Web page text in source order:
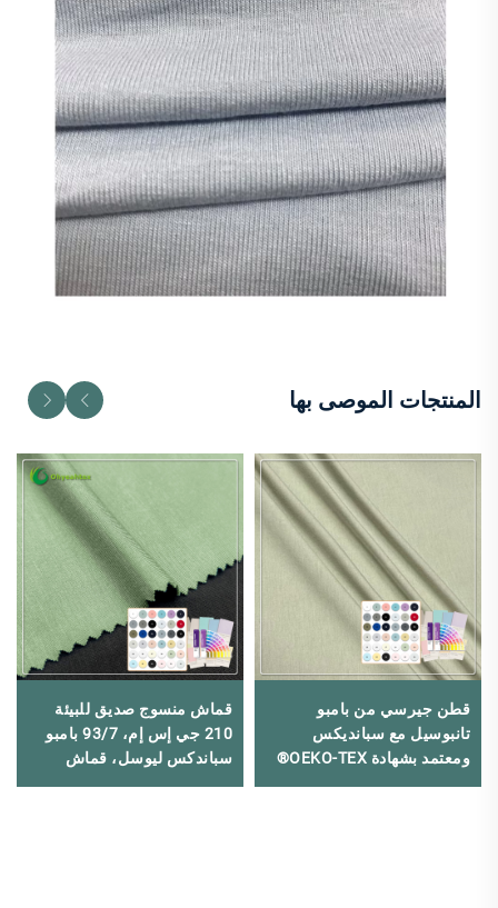
المنتجات الموصى بها
قطن جيرسي من بامبو
تانبوسيل مع سبانديكس
ومعتمد بشهادة OEKO-TEX®
من الفئة الأولى للملابس
قماش منسوج صديق للبيئة
210 جي إس إم، 93/7 بامبو
سباندكس ليوسل، قماش
منسوج 210 جي إس إم، 93/7